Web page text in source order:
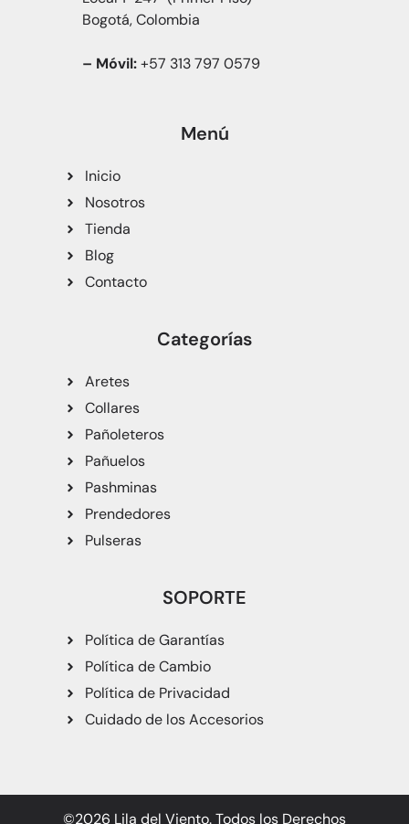
Bogotá, Colombia
– Móvil:+57 313 797 0579
Menú
Inicio
Nosotros
Tienda
Blog
Contacto
Categorías
Aretes
Collares
Pañoleteros
Pañuelos
Pashminas
Prendedores
Pulseras
SOPORTE
Política de Garantías
Política de Cambio
Política de Privacidad
Cuidado de los Accesorios
©2026 Lila del Viento. Todos los Derechos